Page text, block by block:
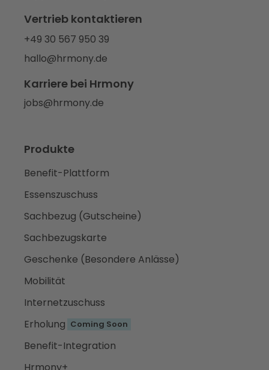
Vertrieb kontaktieren
+49 30 567 950 39
hallo@hrmony.de
Karriere bei Hrmony
jobs@hrmony.de
Produkte
Benefit-Plattform
Essenszuschuss
Sachbezug (Gutscheine)
Sachbezugskarte
Geschenke (Besondere Anlässe)
Mobilität
Internetzuschuss
Erholung Coming Soon
Benefit-Integration